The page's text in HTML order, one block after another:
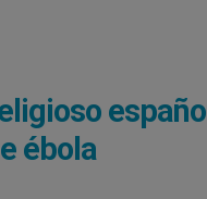
español
ébola